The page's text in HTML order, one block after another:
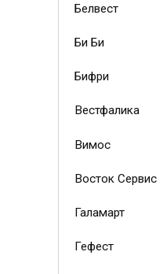
Белвест
Би Би
Бифри
Вестфалика
Вимос
Восток Сервис
Галамарт
Гефест